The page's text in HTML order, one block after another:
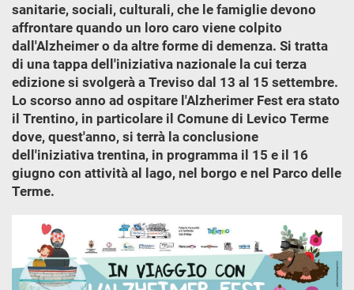
sanitarie, sociali, culturali, che le famiglie devono
affrontare quando un loro caro viene colpito
dall'Alzheimer o da altre forme di demenza. Si tratta
di una tappa dell'iniziativa nazionale la cui terza
edizione si svolgerà a Treviso dal 13 al 15 settembre.
Lo scorso anno ad ospitare l'Alzherimer Fest era stato
il Trentino, in particolare il Comune di Levico Terme
dove, quest'anno, si terrà la conclusione
dell'iniziativa trentina, in programma il 15 e il 16
giugno con attività al lago, nel borgo e nel Parco delle
Terme.